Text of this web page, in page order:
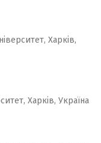
Харків,
Харків, Україна